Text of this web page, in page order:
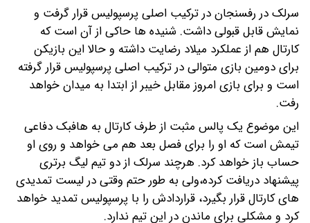
سرلک در رفسنجان در ترکیب اصلی پرسپولیس قرار گرفت و
نمایش قابل قبولی داشت. شنیده ها حاکی از آن است که
کارتال هم از عملکرد میلاد رضایت داشته و حالا این بازیکن
برای دومین بازی متوالی در ترکیب اصلی پرسپولیس قرار گرفته
است و برای بازی امروز مقابل خیبر از ابتدا به میدان خواهد
رفت.
این موضوع یک پالس مثبت از طرف کارتال به هافبک دفاعی
تیمش است که او را برای فصل بعد هم می خواهد و روی او
حساب باز خواهد کرد. هرچند سرلک از دو تیم لیگ برتری
پیشنهاد دریافت کرده،ولی به طور حتم وقتی در لیست تمدیدی
های کارتال قرار بگیرد، قراردادش را با پرسپولیس تمدید خواهد
کرد و مشکلی برای ماندن در این تیم ندارد.